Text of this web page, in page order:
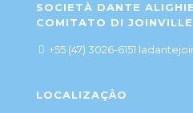
SOCIETÀ DANTE
COMITATO DI JOINVILLE
+55 (47) 3026-6151
LOCALIZAÇÃO